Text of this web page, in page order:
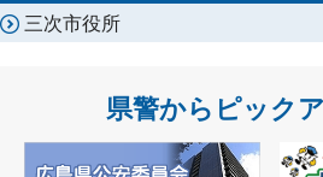
三次市役所
県警からピック